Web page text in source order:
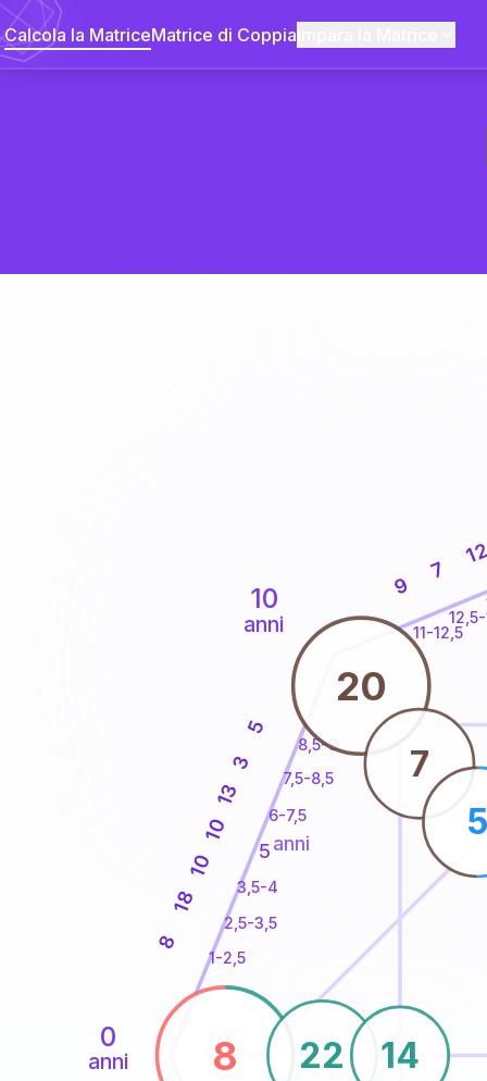
Calcola la MatriceMatrice di Coppia
0
anni
10
anni
1-2,5
2,5-3,5
3,5-4
6-7,5
7,5-8,5
8,5-9
11-12,5
8
18
10
10
13
3
5
9
7
12
8
20
22 14
7
5
5anni